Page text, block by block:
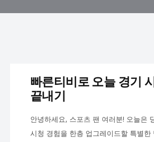
빠른티비로 오늘 경기
끝내기
안녕하세요, 스포츠 팬 여러분! 오늘은
시청 경험을 한층 업그레이드할 특별한